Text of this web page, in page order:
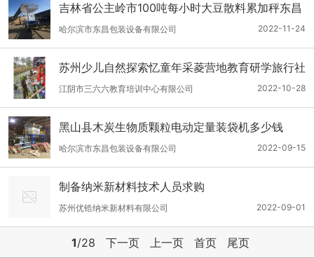
吉林省公主岭市100吨每小时大豆散料累加秤东昌
品牌
2022-11-24
哈尔滨市东昌包装设备有限公司
苏州少儿自然探索忆童年采菱营地教育研学旅行社
会实践课报名中
2022-10-28
江阴市三六六教育培训中心有限公司
黑山县木炭生物质颗粒电动定量装袋机多少钱
2022-09-15
哈尔滨市东昌包装设备有限公司
制备纳米新材料技术人员求购
2022-09-01
苏州优锆纳米新材料有限公司
1/28 下一页 上一页 首页 尾页